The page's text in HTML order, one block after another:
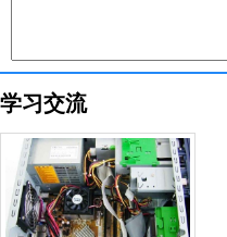
学习交流